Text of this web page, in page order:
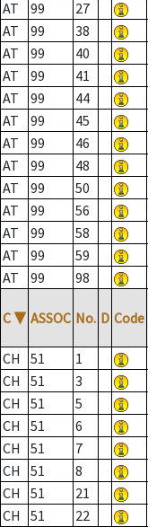
AT
99 27
AT
99 38
AT
99 40
AT
99 41
AT
99 44
AT
99 45
AT
99 46
AT
99 48
AT
99 50
AT
99 56
AT
99 58
AT
99 59
AT
99 98
C ▼ ASSOC No. D Code
CH
51 1
CH
51 3
CH
51 5
CH
51 6
CH
51 7
CH
51 8
CH
51 21
CH
51 22